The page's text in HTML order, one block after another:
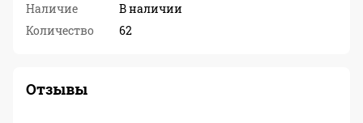
Наличие
В наличии
Количество
62
Отзывы